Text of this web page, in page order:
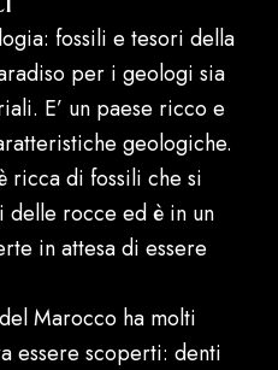
fossili e tesori della
per i geologi sia
E’ un paese ricco e
geologiche.
ricca di fossili che si
delle rocce ed è in un
in attesa di essere
Marocco ha molti
essere scoperti: denti